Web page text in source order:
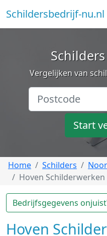
Schildersbedrijf-nu.nl
Vergelijken van
Start
Home Schilders
Hoven Schilderwerken
Bedrijfsgegevens
Hoven